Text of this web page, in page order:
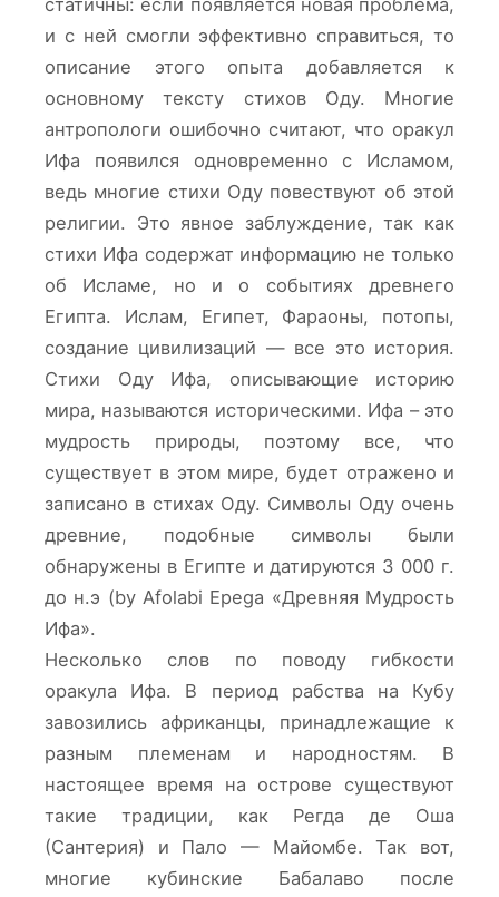
статичны: если появляется новая проблема,
и с ней смогли эффективно справиться, то
описание этого опыта добавляется к
основному тексту стихов Оду. Многие
антропологи ошибочно считают, что оракул
Ифа появился одновременно с Исламом,
ведь многие стихи Оду повествуют об этой
религии. Это явное заблуждение, так как
стихи Ифа содержат информацию не только
об Исламе, но и о событиях древнего
Египта. Ислам, Египет, Фараоны, потопы,
создание цивилизаций — все это история.
Стихи Оду Ифа, описывающие историю
мира, называются историческими. Ифа – это
мудрость природы, поэтому все, что
существует в этом мире, будет отражено и
записано в стихах Оду. Символы Оду очень
древние, подобные символы были
обнаружены в Египте и датируются 3 000 г.
до н.э (by Afolabi Epega «Древняя Мудрость
Ифа».
Несколько слов по поводу гибкости
оракула Ифа. В период рабства на Кубу
завозились африканцы, принадлежащие к
разным племенам и народностям. В
настоящее время на острове существуют
такие традиции, как Регда де Оша
(Сантерия) и Пало — Майомбе. Так вот,
многие кубинские Бабалаво после